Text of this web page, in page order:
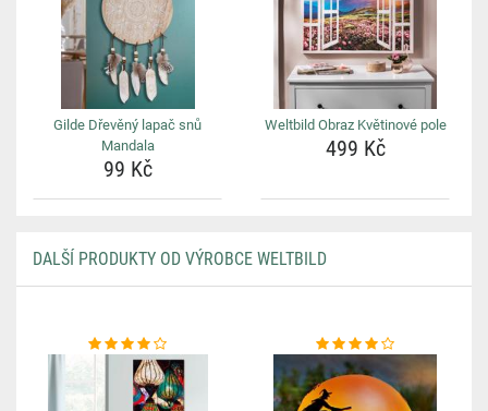
Gilde Dřevěný lapač snů
Mandala
99 Kč
Weltbild Obraz Květinové pole
499 Kč
DALŠÍ PRODUKTY OD VÝROBCE WELTBILD